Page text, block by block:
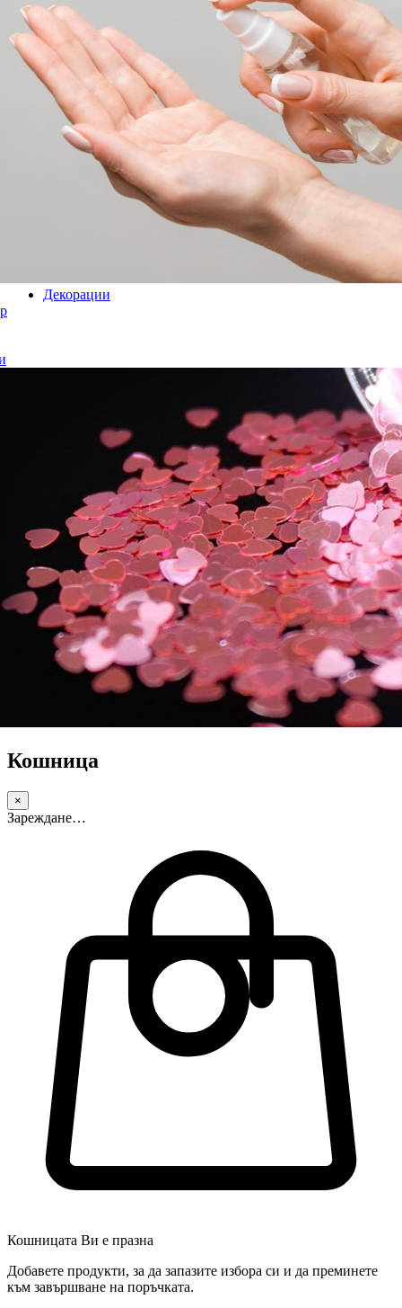
Декорации
Кошница
×
Зареждане…
Кошницата Ви е празна
Добавете продукти, за да запазите избора си и да преминете
към завършване на поръчката.